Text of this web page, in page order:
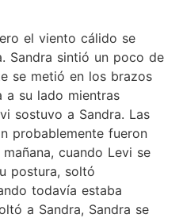
el viento cálido se
Sandra sintió un poco de
se metió en los brazos
a su lado mientras
sostuvo a Sandra. Las
probablemente fueron
cuando Levi se
postura, soltó
todavía estaba
a Sandra, Sandra se